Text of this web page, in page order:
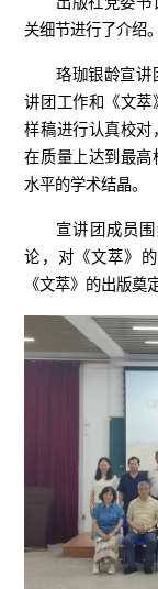
关细节进行了介绍。
珞珈银龄宣讲
讲团工作和 《文萃
样稿进行认真校对
在质量上达到最高
水平的学术结晶。
宣讲团成员
论，对《文萃》
《文萃》的出版奠